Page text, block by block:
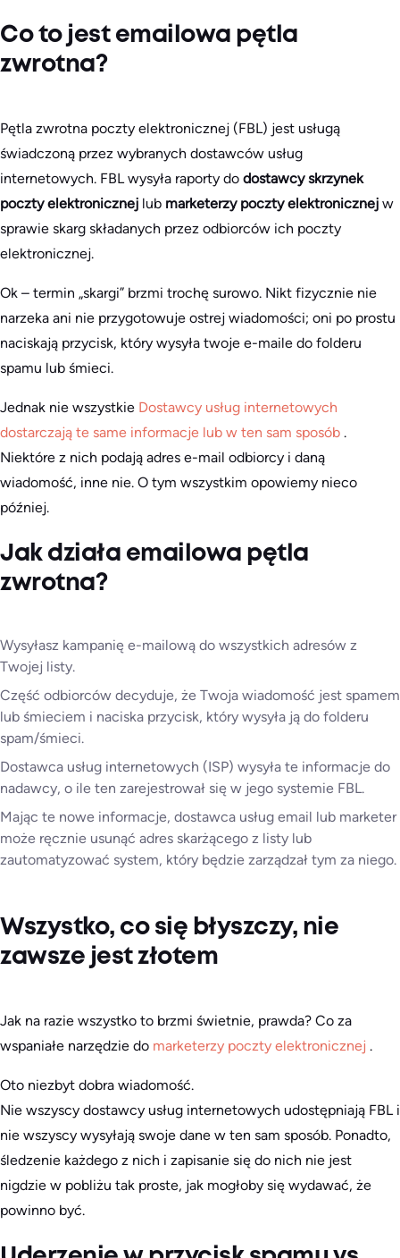
Co to jest emailowa pętla
zwrotna?
Pętla zwrotna poczty elektronicznej (FBL) jest usługą
świadczoną przez wybranych dostawców usług
internetowych. FBL wysyła raporty do dostawcy skrzynek
poczty elektronicznej lub marketerzy poczty elektronicznej w
sprawie skarg składanych przez odbiorców ich poczty
elektronicznej.
Ok – termin „skargi” brzmi trochę surowo. Nikt fizycznie nie
narzeka ani nie przygotowuje ostrej wiadomości; oni po prostu
naciskają przycisk, który wysyła twoje e-maile do folderu
spamu lub śmieci.
Jednak nie wszystkie Dostawcy usług internetowych
dostarczają te same informacje lub w ten sam sposób .
Niektóre z nich podają adres e-mail odbiorcy i daną
wiadomość, inne nie. O tym wszystkim opowiemy nieco
później.
Jak działa emailowa pętla
zwrotna?
Wysyłasz kampanię e-mailową do wszystkich adresów z
Twojej listy.
Część odbiorców decyduje, że Twoja wiadomość jest spamem
lub śmieciem i naciska przycisk, który wysyła ją do folderu
spam/śmieci.
Dostawca usług internetowych (ISP) wysyła te informacje do
nadawcy, o ile ten zarejestrował się w jego systemie FBL.
Mając te nowe informacje, dostawca usług email lub marketer
może ręcznie usunąć adres skarżącego z listy lub
zautomatyzować system, który będzie zarządzał tym za niego.
Wszystko, co się błyszczy, nie
zawsze jest złotem
Jak na razie wszystko to brzmi świetnie, prawda? Co za
wspaniałe narzędzie do marketerzy poczty elektronicznej .
Oto niezbyt dobra wiadomość.
Nie wszyscy dostawcy usług internetowych udostępniają FBL i
nie wszyscy wysyłają swoje dane w ten sam sposób. Ponadto,
śledzenie każdego z nich i zapisanie się do nich nie jest
nigdzie w pobliżu tak proste, jak mogłoby się wydawać, że
powinno być.